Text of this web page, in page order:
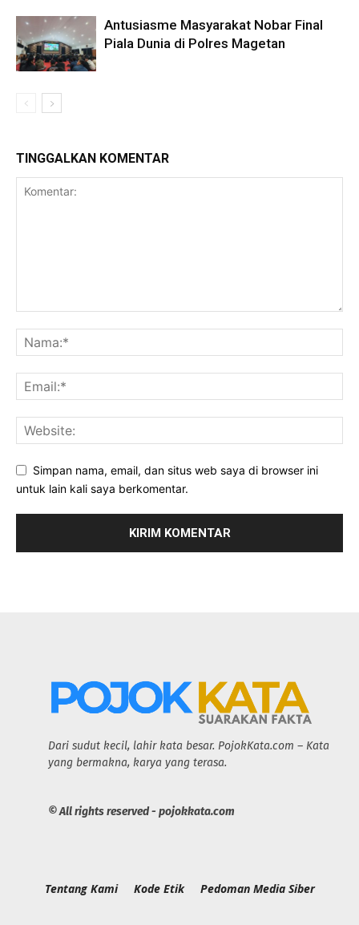
Antusiasme Masyarakat Nobar Final
Piala Dunia di Polres Magetan
TINGGALKAN KOMENTAR
Simpan nama, email, dan situs web saya di browser ini
untuk lain kali saya berkomentar.
Dari sudut kecil, lahir kata besar. PojokKata.com – Kata
yang bermakna, karya yang terasa.
© All rights reserved - pojokkata.com
Tentang Kami Kode Etik Pedoman Media Siber